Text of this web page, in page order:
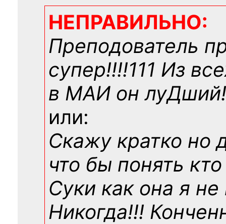
НЕПРАВИЛЬНО:
Преподователь
супер!!!!111 Из
в МАИ он
или:
Скажу кратко но
что бы понять
Суки как она я не
Никогда!!!